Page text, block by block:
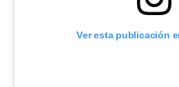
Ver esta publicación